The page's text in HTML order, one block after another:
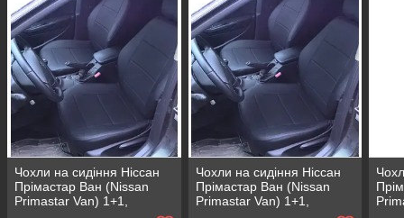
Чохли на сидіння Ніссан
Прімастар Ван (Nissan
Primastar Van) 1+1,
Чохли на сидіння Ніссан
Прімастар Ван (Nissan
Primastar Van) 1+1,